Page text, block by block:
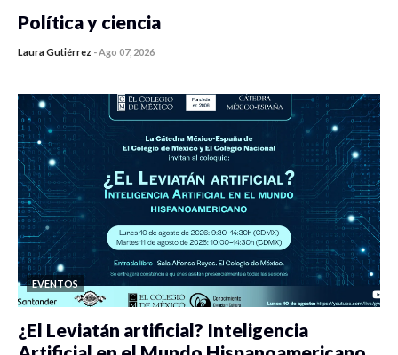
Política y ciencia
Laura Gutiérrez -Ago 07, 2026
EVENTOS
¿El Leviatán artificial? Inteligencia